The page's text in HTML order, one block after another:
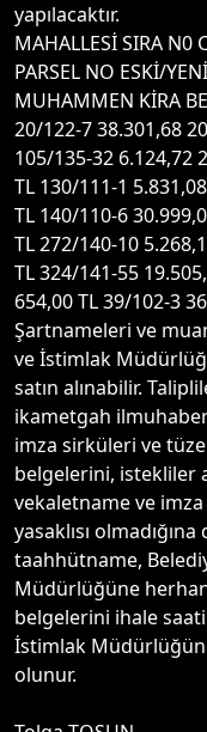
MAHALLESİ SIRA N0
PARSEL NO ESKİ/
MUHAMMEN KİRA
20/122-7 38.301,68
105/135-32 6.124,72
TL 130/111-1
TL 140/110-6
TL 272/140-10
TL 324/141-55
654,00 TL 39/102-
Şartnameleri ve
ve İstimlak
satın alınabilir.
ikametgah
imza sirküleri ve
belgelerini, istekliler
vekaletname ve
yasaklısı
taahhütname,
Müdürlüğüne
belgelerini ihale
İstimlak